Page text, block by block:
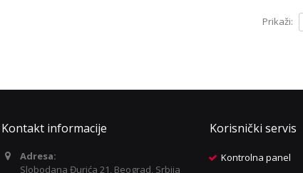
Prikaži:
Kontakt informacije
Adresa:
Slobodana Đurića 21, Beograd, Srbija
Korisnički servis
Kontrolna panel